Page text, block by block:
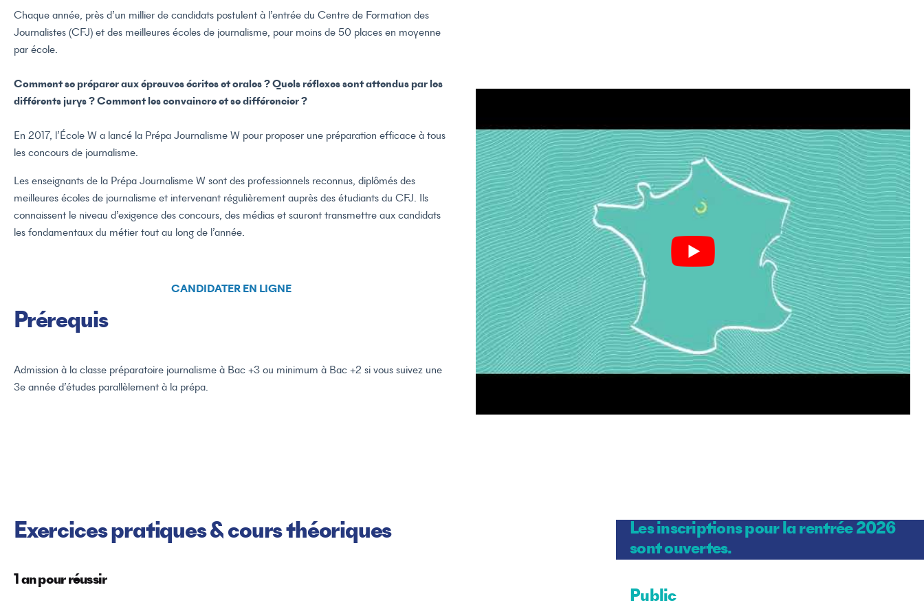
Chaque année, près d’un millier de candidats postulent à l’entrée du Centre de Formation des
Journalistes (CFJ) et des meilleures écoles de journalisme, pour moins de 50 places en moyenne
par école.
Comment se préparer aux épreuves écrites et orales ? Quels réflexes sont attendus par les
différents jurys ? Comment les convaincre et se différencier ?
En 2017, l’École W a lancé la Prépa Journalisme W pour proposer une préparation efficace à tous
les concours de journalisme.
Les enseignants de la Prépa Journalisme W sont des professionnels reconnus, diplômés des
meilleures écoles de journalisme et intervenant régulièrement auprès des étudiants du CFJ. Ils
connaissent le niveau d’exigence des concours, des médias et sauront transmettre aux candidats
les fondamentaux du métier tout au long de l’année.
CANDIDATER EN LIGNE
Prérequis
Admission à la classe préparatoire journalisme à Bac +3 ou minimum à Bac +2 si vous suivez une
3e année d’études parallèlement à la prépa.
Exercices pratiques & cours théoriques
1 an pour réussir
Les inscriptions pour la rentrée 2026
sont ouvertes.
Public